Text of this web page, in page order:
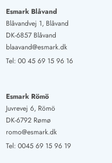
Esmark Blåvand
Blåvandvej 1, Blåvand
DK-6857 Blåvand
blaavand@esmark.dk
Tel: 00 45 69 15 96 16
Esmark Römö
Juvrevej 6, Römö
DK-6792 Rømø
romo@esmark.dk
Tel: 0045 69 15 96 19